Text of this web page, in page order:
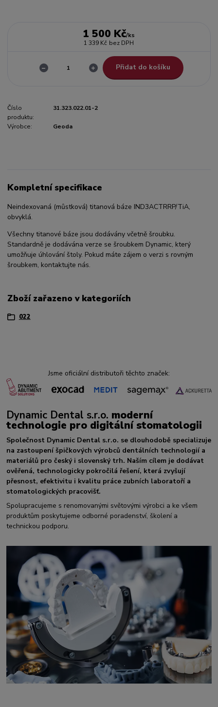
1 500 Kč/ks
1 339 Kč bez DPH
Přidat do košíku
Číslo
produktu:
31.323.022.01-2
Výrobce: Geoda
Kompletní specifikace
Neindexovaná (můstková) titanová báze IND3ACTRRP/TiA,
obvyklá.
Všechny titanové báze jsou dodávány včetně šroubku.
Standardně je dodávána verze se šroubkem Dynamic, který
umožňuje úhlování štoly. Pokud máte zájem o verzi s rovným
šroubkem, kontaktujte nás.
Zboží zařazeno v kategoriích
022
Jsme oficiální distributoři těchto značek:
Dynamic Dental s.r.o. moderní
technologie pro digitální stomatologii
Společnost Dynamic Dental s.r.o. se dlouhodobě specializuje
na zastoupení špičkových výrobců dentálních technologií a
materiálů pro český i slovenský trh. Naším cílem je dodávat
ověřená, technologicky pokročilá řešení, která zvyšují
přesnost, efektivitu i kvalitu práce zubních laboratoří a
stomatologických pracovišť.
Spolupracujeme s renomovanými světovými výrobci a ke všem
produktům poskytujeme odborné poradenství, školení a
technickou podporu.